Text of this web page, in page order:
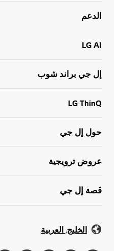
الدعم
LG AI
إل جي براند شوب
LG ThinQ
حول إل جي
عروض ترويجية
قصة إل جي
الخليج, العربية